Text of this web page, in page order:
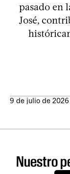
pasado en
José,
9 de julio de 2026
Nuestro